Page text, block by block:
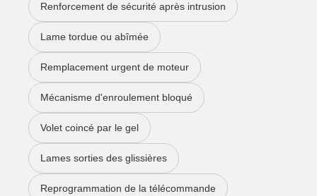
Renforcement de sécurité après intrusion
Lame tordue ou abîmée
Remplacement urgent de moteur
Mécanisme d'enroulement bloqué
Volet coincé par le gel
Lames sorties des glissières
Reprogrammation de la télécommande